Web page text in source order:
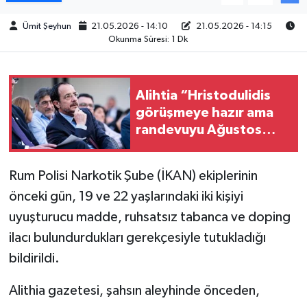
Ümit Şeyhun 21.05.2026 - 14:10
21.05.2026 - 14:15
Okunma Süresi: 1 Dk
Alihtia “Hristodulidis
görüşmeye hazır ama
randevuyu Ağustos
Rum Polisi Narkotik Şube (İKAN) ekiplerinin
önceki gün, 19 ve 22 yaşlarındaki iki kişiyi
uyuşturucu madde, ruhsatsız tabanca ve doping
ilacı bulundurdukları gerekçesiyle tutukladığı
bildirildi.
Alithia gazetesi, şahsın aleyhinde önceden,